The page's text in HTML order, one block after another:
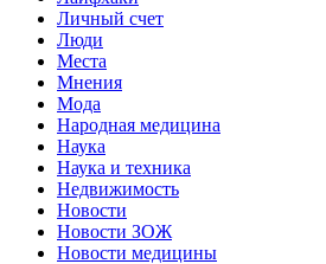
Личный счет
Люди
Места
Мнения
Мода
Народная медицина
Наука
Наука и техника
Недвижимость
Новости
Новости ЗОЖ
Новости медицины